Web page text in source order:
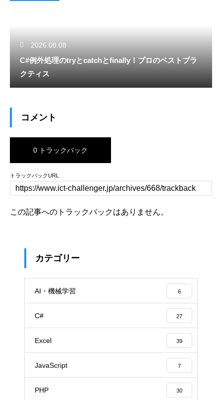
2026.08.08
C#例外処理のtryとcatchとfinally！プロのベストプラ
クティス
コメント
0 トラックバック
トラックバックURL
この記事へのトラックバックはありません。
カテゴリー
AI・機械学習 6
C# 27
Excel 39
JavaScript 7
PHP 30